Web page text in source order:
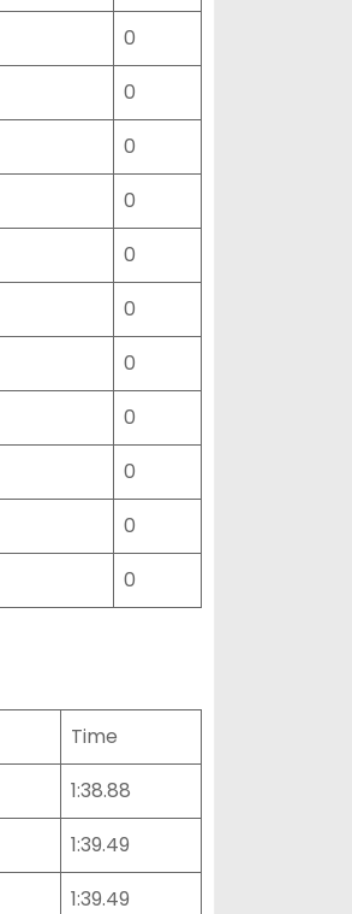
0
0
0
0
0
0
0
0
0
0
0
Time
1:38.88
1:39.49
1:39.49